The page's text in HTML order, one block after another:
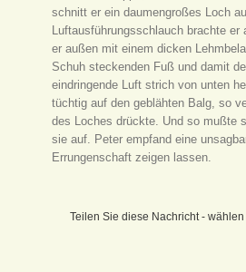
schnitt er ein daumengroßes Loch
Luftausführungsschlauch brachte
er außen mit einem dicken
Schuh steckenden Fuß und damit
eindringende Luft strich von unten
tüchtig auf den geblähten Balg, so
des Loches drückte. Und so mußte
sie auf. Peter empfand eine
Errungenschaft zeigen lassen.
Teilen Sie diese Nachricht -